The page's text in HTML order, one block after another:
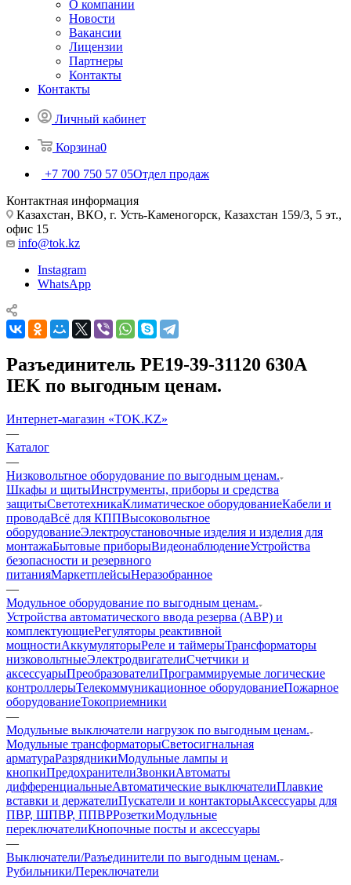
О компании
Новости
Вакансии
Лицензии
Партнеры
Контакты
Контакты
Личный кабинет
Корзина0
+7 700 750 57 05Отдел продаж
Контактная информация
Казахстан, ВКО, г. Усть-Каменогорск, Казахстан 159/3, 5 эт.,
офис 15
info@tok.kz
Instagram
WhatsApp
Разъединитель РЕ19-39-31120 630А
IEK по выгодным ценам.
Интернет-магазин «TOK.KZ»
—
Каталог
—
Низковольтное оборудование по выгодным ценам.
Шкафы и щитыИнструменты, приборы и средства
защитыСветотехникаКлиматическое оборудованиеКабели и
проводаВсё для КППВысоковольтное
оборудованиеЭлектроустановочные изделия и изделия для
монтажаБытовые приборыВидеонаблюдениеУстройства
безопасности и резервного
питанияМаркетплейсыНеразобранное
—
Модульное оборудование по выгодным ценам.
Устройства автоматического ввода резерва (АВР) и
комплектующиеРегуляторы реактивной
мощностиАккумуляторыРеле и таймерыТрансформаторы
низковольтныеЭлектродвигателиСчетчики и
аксессуарыПреобразователиПрограммируемые логические
контроллерыТелекоммуникационное оборудованиеПожарное
оборудованиеТокоприемники
—
Модульные выключатели нагрузок по выгодным ценам.
Модульные трансформаторыСветосигнальная
арматураРазрядникиМодульные лампы и
кнопкиПредохранителиЗвонкиАвтоматы
дифференциальныеАвтоматические выключателиПлавкие
вставки и держателиПускатели и контакторыАксессуары для
ПВР, ШПВР, ППВРРозеткиМодульные
переключателиКнопочные посты и аксессуары
—
Выключатели/Разъединители по выгодным ценам.
Рубильники/Переключатели